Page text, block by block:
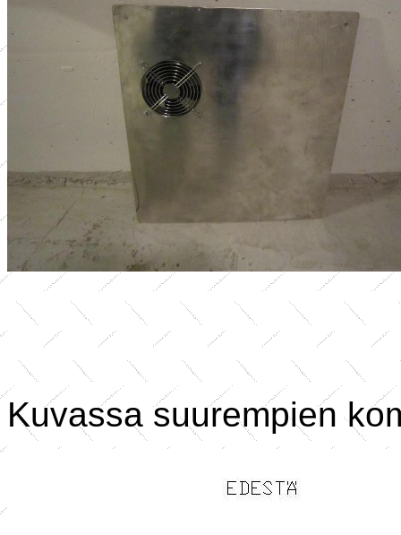
Kuvassa suurempien